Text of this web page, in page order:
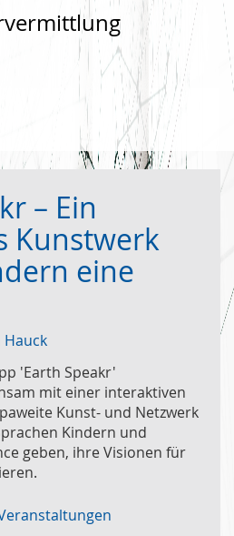
– Ein
Kunstwerk
eine
'Earth Speakr'
mit einer interaktiven
Kunst- und Netzwerk
Kindern und
geben, ihre Visionen für